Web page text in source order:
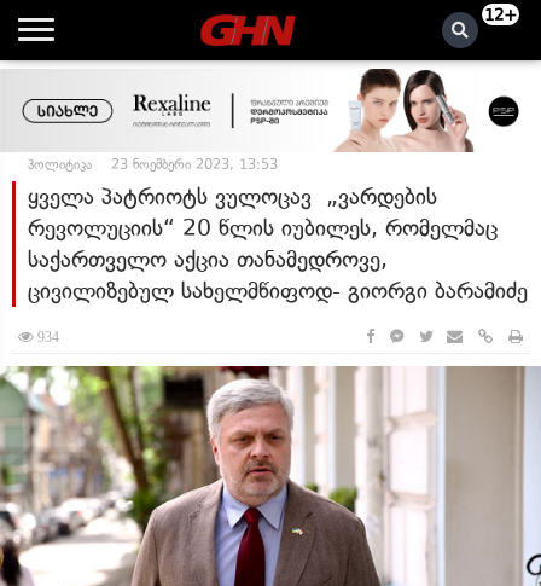
12+
პოლიტიკა 23 ნოემბერი 2023, 13:53
ყველა პატრიოტს ვულოცავ „ვარდების
რევოლუციის“ 20 წლის იუბილეს, რომელმაც
საქართველო აქცია თანამედროვე,
ცივილიზებულ სახელმწიფოდ- გიორგი ბარამიძე
934